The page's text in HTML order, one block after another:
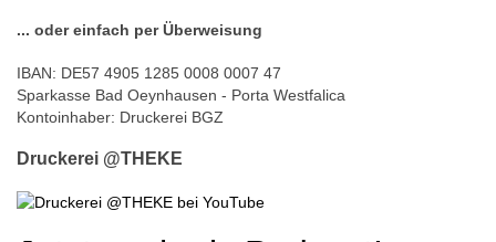
... oder einfach per Überweisung
IBAN: DE57 4905 1285 0008 0007 47
Sparkasse Bad Oeynhausen - Porta Westfalica
Kontoinhaber: Druckerei BGZ
Druckerei @THEKE